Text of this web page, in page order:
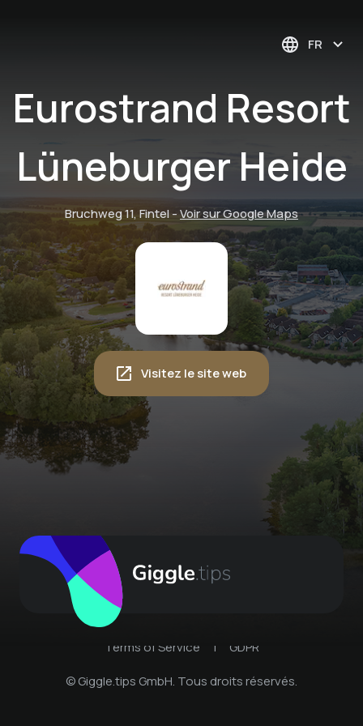
FR
Eurostrand Resort
Lüneburger Heide
Bruchweg 11, Fintel-Voir sur Google Maps
Visitez le site web
Terms of Service |
GDPR
© Giggle.tips GmbH. Tous droits réservés.